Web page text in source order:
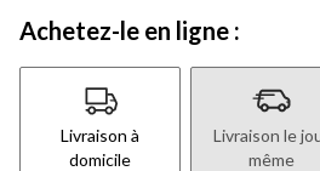
Achetez-le en ligne :
Livraison à
domicile
Livraison le
même